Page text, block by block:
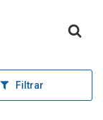
Filtrar